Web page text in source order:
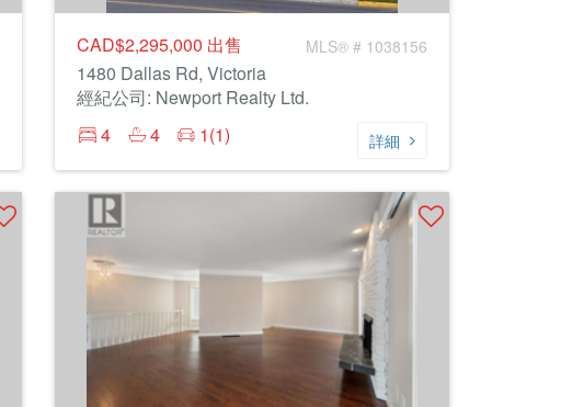
CAD$2,295,000 出售 MLS® # 1038156
1480 Dallas Rd, Victoria
經紀公司: Newport Realty Ltd.
4
4 1(1) 詳細